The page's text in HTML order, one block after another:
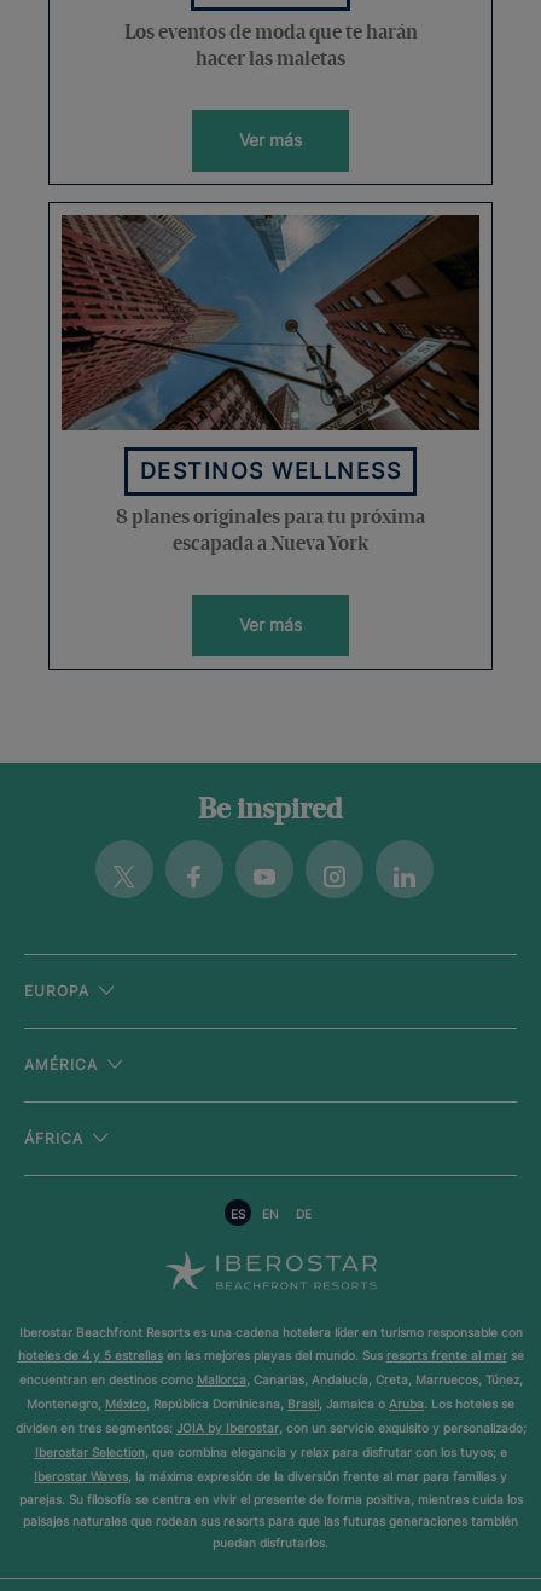
Los eventos de moda que te harán
hacer las maletas
Ver más
DESTINOS WELLNESS
8 planes originales para tu próxima
escapada a Nueva York
Ver más
Be inspired
Twitter FacebookYoutubeInstagramLinkedin
EUROPA
AMÉRICA
ÁFRICA
ES EN DE
Iberostar Beachfront Resorts es una cadena hotelera líder en turismo responsable con
hoteles de 4 y 5 estrellasen las mejores playas del mundo. Sus resorts frente al marse
encuentran en destinos como Mallorca, Canarias, Andalucía, Creta, Marruecos, Túnez,
Montenegro, México, República Dominicana, Brasil, Jamaica o Aruba. Los hoteles se
dividen en tres segmentos: JOIA by Iberostar, con un servicio exquisito y personalizado;
Iberostar Selection, que combina elegancia y relax para disfrutar con los tuyos; e
Iberostar Waves, la máxima expresión de la diversión frente al mar para familias y
parejas. Su filosofía se centra en vivir el presente de forma positiva, mientras cuida los
paisajes naturales que rodean sus resorts para que las futuras generaciones también
puedan disfrutarlos.